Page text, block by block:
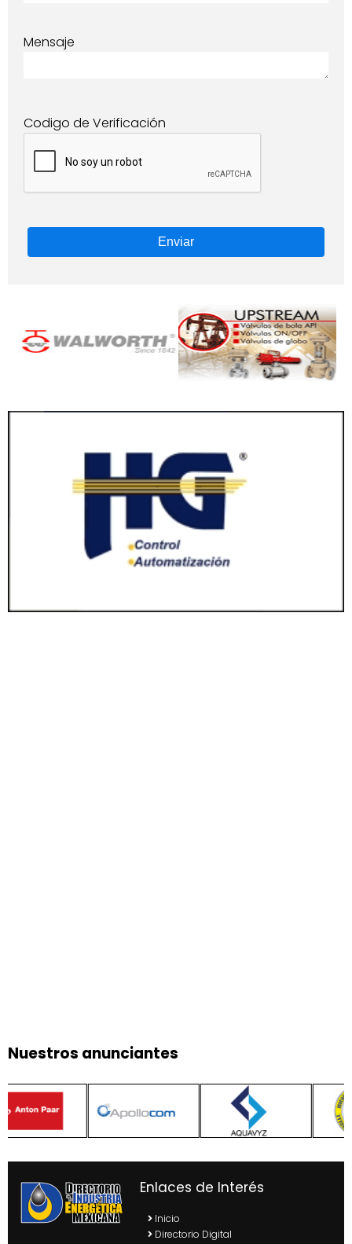
Mensaje
Codigo de Verificación
Enviar
Nuestros anunciantes
Enlaces de Interés
Inicio
Directorio Digital